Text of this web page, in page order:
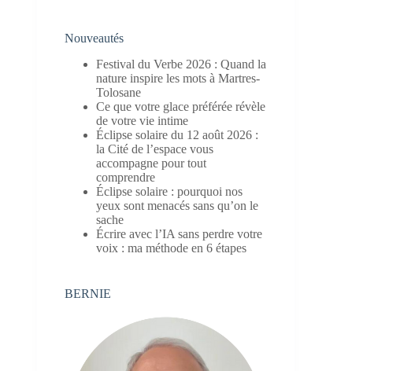
Nouveautés
Festival du Verbe 2026 : Quand la
nature inspire les mots à Martres-
Tolosane
Ce que votre glace préférée révèle
de votre vie intime
Éclipse solaire du 12 août 2026 :
la Cité de l’espace vous
accompagne pour tout
comprendre
Éclipse solaire : pourquoi nos
yeux sont menacés sans qu’on le
sache
Écrire avec l’IA sans perdre votre
voix : ma méthode en 6 étapes
BERNIE